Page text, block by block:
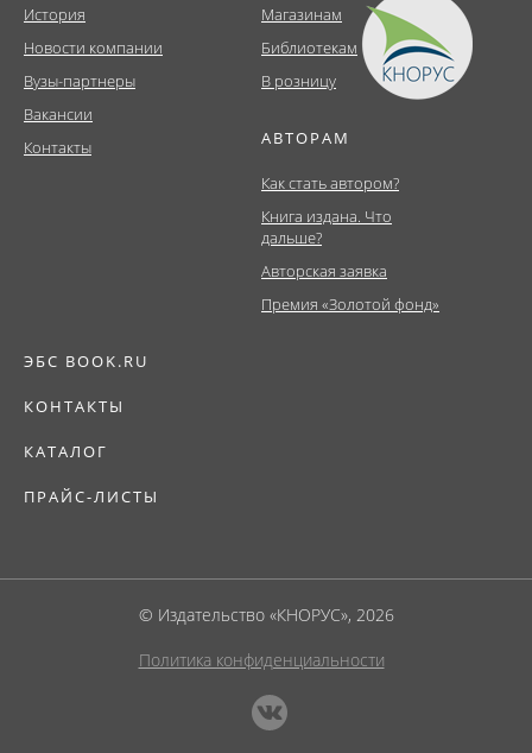
История
Новости компании
Вузы-партнеры
Вакансии
Контакты
Магазинам
Библиотекам
В розницу
АВТОРАМ
Как стать автором?
Книга издана. Что
дальше?
Авторская заявка
Премия «Золотой фонд»
ЭБС BOOK.RU
КОНТАКТЫ
КАТАЛОГ
ПРАЙС-ЛИСТЫ
© Издательство «КНОРУС», 2026
Политика конфиденциальности